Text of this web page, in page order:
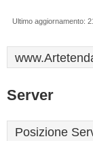
Ultimo aggiornamento:
Server
Posizione